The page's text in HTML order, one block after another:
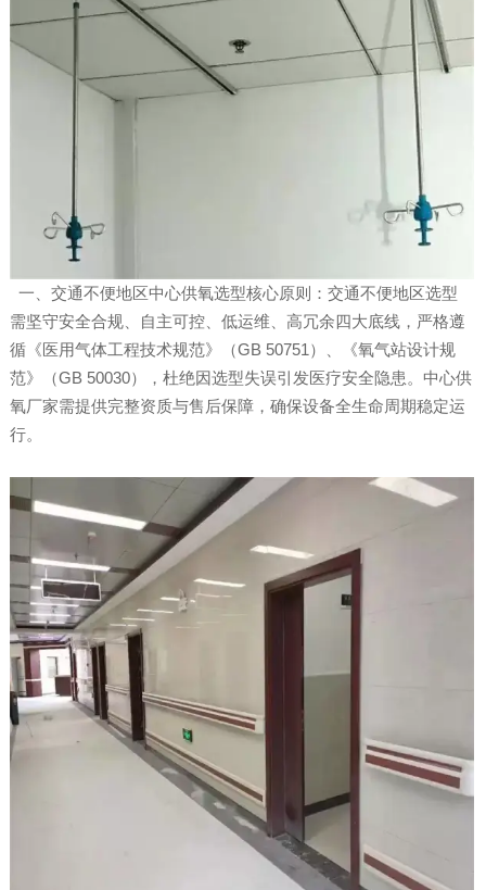
一、交通不便地区中心供氧选型核心原则：交通不便地区选型
需坚守安全合规、自主可控、低运维、高冗余四大底线，严格遵
循《医用气体工程技术规范》（GB 50751）、《氧气站设计规
范》（GB 50030），杜绝因选型失误引发医疗安全隐患。中心供
氧厂家需提供完整资质与售后保障，确保设备全生命周期稳定运
行。